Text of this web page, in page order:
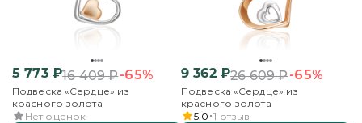
5 773₽16 409₽-65%
Подвеска «Сердце» из
красного золота
Нет оценок
9 362₽26 609₽-65%
Подвеска «Сердце» из
красного золота
5.0 1 отзыв